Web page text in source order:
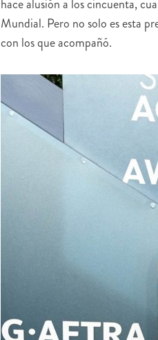
hace alusión a los cincuenta,
Mundial. Pero no solo es esta
con los que acompañó.